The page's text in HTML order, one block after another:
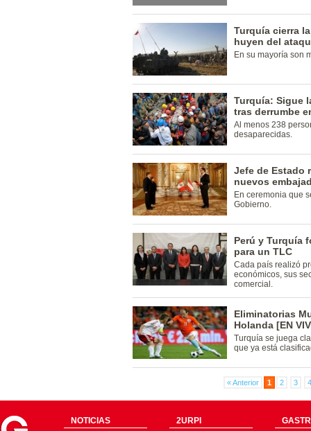
Turquía cierra
huyen del
En su mayoría son
Turquía: Sigue
tras derrumbe
Al menos 238
desaparecidas.
Jefe de Estado
nuevos
En ceremonia que
Gobierno.
Perú y Turquía
para un TLC
Cada país realizó
económicos, sus
comercial.
Eliminatorias
Holanda [EN
Turquía se juega
que ya está
« Anterior 1 2 3 4
NOTICIAS
2URPI